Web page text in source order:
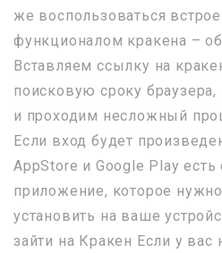
же воспользоваться
функционалом кракена –
Вставляем ссылку на
поисковую сроку
и проходим несложный
Если вход будет
AppStore и Google Play есть
приложение, которое нужно
установить на ваше
зайти на Кракен Если у вас